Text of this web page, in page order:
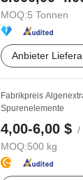
MOQ:5 Tonnen
Anbieter
Fabrikpreis
Spurenelemente
4,00-6,00 $ /
MOQ:500 kg